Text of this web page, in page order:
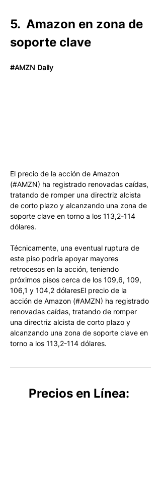
5.  Amazon en zona de
soporte clave
#AMZN Daily
El precio de la acción de Amazon
(#AMZN) ha registrado renovadas caídas,
tratando de romper una directriz alcista
de corto plazo y alcanzando una zona de
soporte clave en torno a los 113,2-114
dólares.
Técnicamente, una eventual ruptura de
este piso podría apoyar mayores
retrocesos en la acción, teniendo
próximos pisos cerca de los 109,6, 109,
106,1 y 104,2 dólaresEl precio de la
acción de Amazon (#AMZN) ha registrado
renovadas caídas, tratando de romper
una directriz alcista de corto plazo y
alcanzando una zona de soporte clave en
torno a los 113,2-114 dólares.
Precios en Línea: